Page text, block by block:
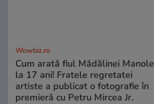
Wowbiz.ro
Cum arată fiul Mădălinei Manole
la 17 ani! Fratele regretatei
artiste a publicat o fotografie în
premieră cu Petru Mircea Jr.